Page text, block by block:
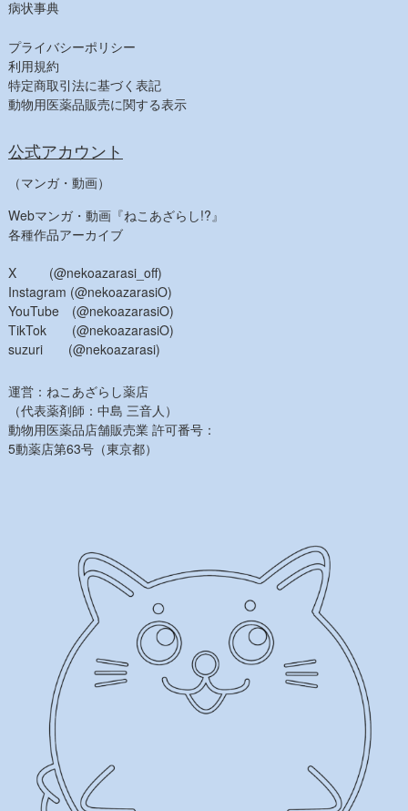
病状事典
プライバシーポリシー
利用規約
特定商取引法に基づく表記
動物用医薬品販売に関する表示
公式アカウント
（マンガ・動画）
Webマンガ・動画『ねこあざらし!?』
各種作品アーカイブ
X (@nekoazarasi_off)
Instagram (@nekoazarasiO)
YouTube (@nekoazarasiO)
TikTok (@nekoazarasiO)
suzuri (@nekoazarasi)
運営：ねこあざらし薬店
（代表薬剤師：中島 三音人）
動物用医薬品店舗販売業 許可番号：
5動薬店第63号（東京都）